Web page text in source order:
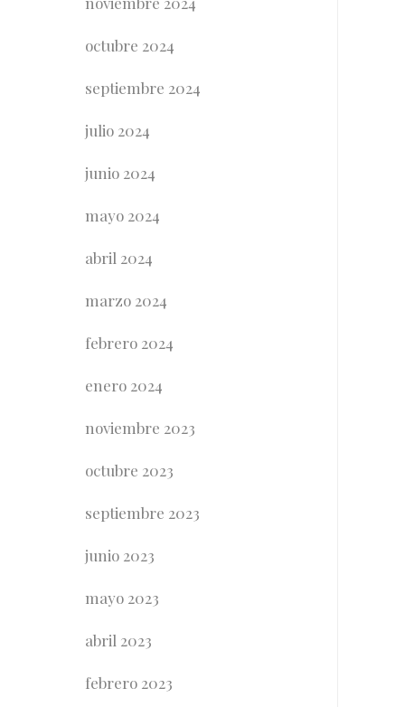
octubre 2024
septiembre 2024
julio 2024
junio 2024
mayo 2024
abril 2024
marzo 2024
febrero 2024
enero 2024
noviembre 2023
octubre 2023
septiembre 2023
junio 2023
mayo 2023
abril 2023
febrero 2023